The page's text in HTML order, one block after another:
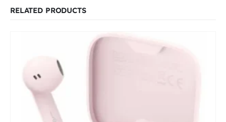
RELATED PRODUCTS